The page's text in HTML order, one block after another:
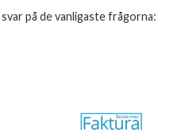
på de vanligaste frågorna: